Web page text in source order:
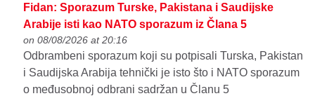
Fidan: Sporazum Turske, Pakistana i Saudijske
Arabije isti kao NATO sporazum iz Člana 5
on 08/08/2026 at 20:16
Odbrambeni sporazum koji su potpisali Turska, Pakistan
i Saudijska Arabija tehnički je isto što i NATO sporazum
o međusobnoj odbrani sadržan u Članu 5